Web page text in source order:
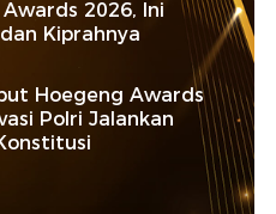
2026, Ini
Kiprahnya
Hoegeng Awards
Polri Jalankan